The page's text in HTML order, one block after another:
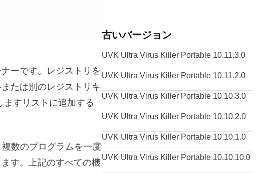
ーです。レジストリを
たは別のレジストリキ
すリストに追加する
数のプログラムを一度
す。上記のすべての機
古いバージョン
UVK Ultra Virus Killer Portable 10.11.3.0
UVK Ultra Virus Killer Portable 10.11.2.0
UVK Ultra Virus Killer Portable 10.10.3.0
UVK Ultra Virus Killer Portable 10.10.2.0
UVK Ultra Virus Killer Portable 10.10.1.0
UVK Ultra Virus Killer Portable 10.10.10.0